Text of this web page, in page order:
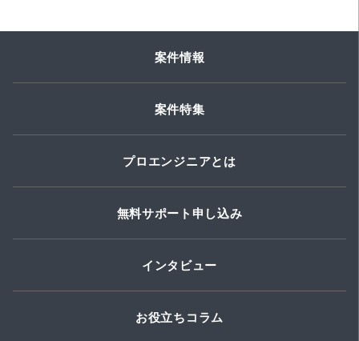
案件情報
案件特集
プロエンジニアとは
無料サポート申し込み
インタビュー
お役立ちコラム